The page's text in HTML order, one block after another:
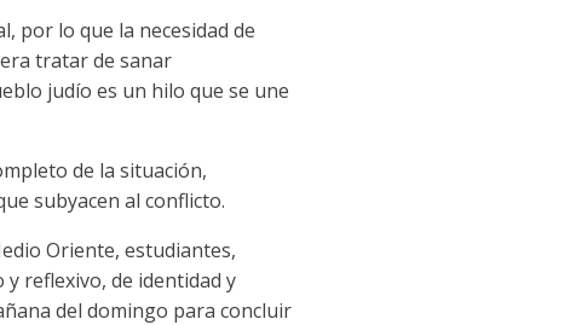
por lo que la necesidad de
tratar de sanar
judío es un hilo que se une
de la situación,
subyacen al conflicto.
Oriente, estudiantes,
reflexivo, de identidad y
del domingo para concluir